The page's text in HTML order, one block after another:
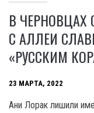
В ЧЕРНОВЦАХ
С АЛЛЕИ
«РУССКИМ
23 МАРТА, 2022
Ани Лорак лишили